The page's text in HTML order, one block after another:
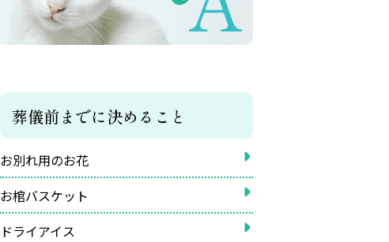
葬儀前までに決めること
お別れ用のお花
お棺バスケット
ドライアイス